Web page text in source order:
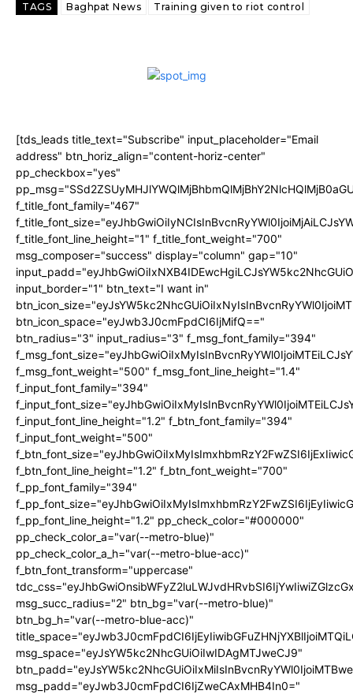
TAGS Baghpat News Training given to riot control
[tds_leads title_text="Subscribe" input_placeholder="Email
address" btn_horiz_align="content-horiz-center"
pp_checkbox="yes"
f_title_font_family="467"
f_title_font_line_height="1" f_title_font_weight="700"
msg_composer="success" display="column" gap="10"
input_border="1" btn_text="I want in"
btn_icon_space="eyJwb3J0cmFpdCI6IjMifQ=="
btn_radius="3" input_radius="3" f_msg_font_family="394"
f_msg_font_weight="500" f_msg_font_line_height="1.4"
f_input_font_family="394"
f_input_font_line_height="1.2" f_btn_font_family="394"
f_input_font_weight="500"
f_btn_font_line_height="1.2" f_btn_font_weight="700"
f_pp_font_family="394"
f_pp_font_line_height="1.2" pp_check_color="#000000"
pp_check_color_a="var(--metro-blue)"
pp_check_color_a_h="var(--metro-blue-acc)"
f_btn_font_transform="uppercase"
msg_succ_radius="2" btn_bg="var(--metro-blue)"
btn_bg_h="var(--metro-blue-acc)"
msg_space="eyJsYW5kc2NhcGUiOiIwIDAgMTJweCJ9"
msg_padd="eyJwb3J0cmFpdCI6IjZweCAxMHB4In0="